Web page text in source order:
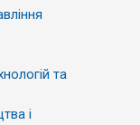
та
і